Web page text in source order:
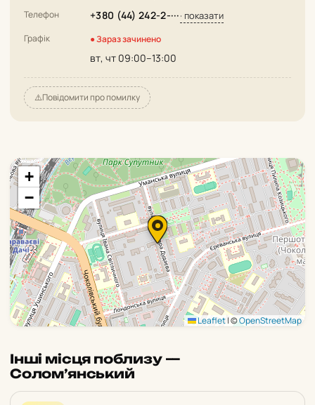
Телефон +380 (44) 242-2-···· показати
Графік ● Зараз зачинено
вт, чт 09:00–13:00
⚠️Повідомити про помилку
+
−
Leaflet|©OpenStreetMap
Інші місця поблизу —
Солом’янський